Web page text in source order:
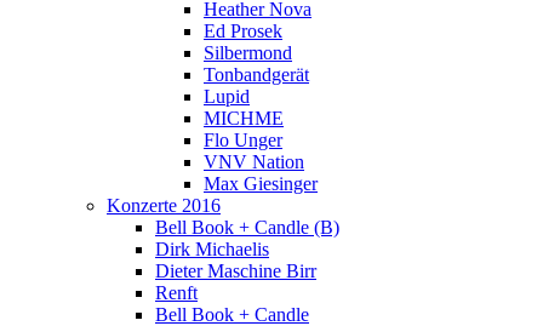
Heather Nova
Ed Prosek
Silbermond
Tonbandgerät
Lupid
MICHME
Flo Unger
VNV Nation
Max Giesinger
Konzerte 2016
Bell Book + Candle (B)
Dirk Michaelis
Dieter Maschine Birr
Renft
Bell Book + Candle